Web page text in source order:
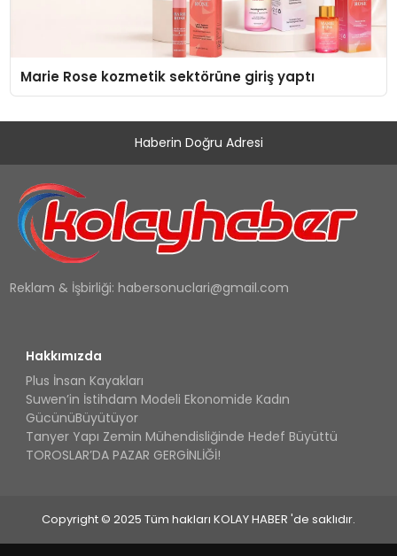
Marie Rose kozmetik sektörüne giriş yaptı
Haberin Doğru Adresi
Reklam & İşbirliği: habersonuclari@gmail.com
Hakkımızda
Plus İnsan Kayakları
Suwen’in İstihdam Modeli Ekonomide Kadın
GücünüBüyütüyor
Tanyer Yapı Zemin Mühendisliğinde Hedef Büyüttü
TOROSLAR’DA PAZAR GERGİNLİĞİ!
Copyright © 2025 Tüm hakları KOLAY HABER 'de saklıdır.